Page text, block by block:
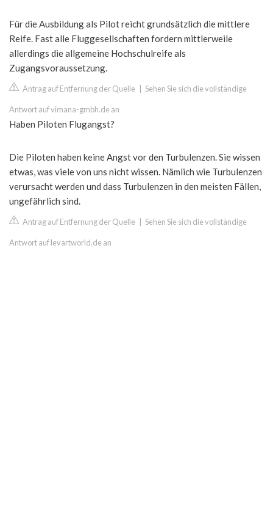
Für die Ausbildung als Pilot reicht grundsätzlich die mittlere
Reife. Fast alle Fluggesellschaften fordern mittlerweile
allerdings die allgemeine Hochschulreife als
Zugangsvoraussetzung.
Antrag auf Entfernung der Quelle Sehen Sie sich die vollständige
Antwort auf vimana-gmbh.de an
Haben Piloten Flugangst?
Die Piloten haben keine Angst vor den Turbulenzen. Sie wissen
etwas, was viele von uns nicht wissen. Nämlich wie Turbulenzen
verursacht werden und dass Turbulenzen in den meisten Fällen,
ungefährlich sind.
Antrag auf Entfernung der Quelle Sehen Sie sich die vollständige
Antwort auf levartworld.de an